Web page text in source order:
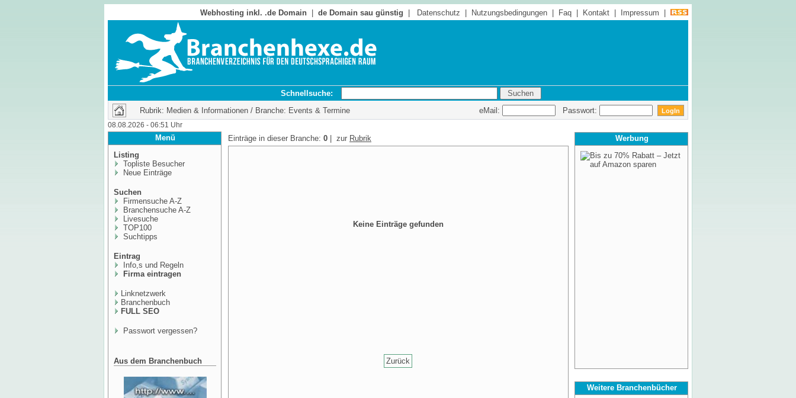
Webhosting inkl. .de Domain de Domain sau günstig Datenschutz Nutzungsbedingungen Faq Kontakt Impressum
Schnellsuche:
Rubrik: Medien & Informationen / Branche: Events & Termine
eMail: Passwort:
08.08.2026 - 06:51 Uhr
Menü
Listing
Topliste Besucher
Neue Einträge
Suchen
Firmensuche A-Z
Branchensuche A-Z
Livesuche
TOP100
Suchtipps
Eintrag
Info,s und Regeln
Firma eintragen
Linknetzwerk
Branchenbuch
FULL SEO
Passwort vergessen?
Aus dem Branchenbuch
Einträge in dieser Branche: 0 | zur Rubrik
Keine Einträge gefunden
Zurück
Werbung
Weitere Branchenbücher